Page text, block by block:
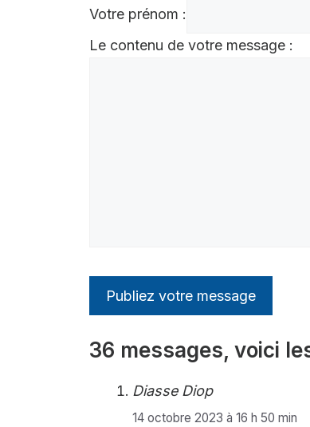
Votre prénom :
Le contenu de votre message :
36 messages, voici
Diasse Diop
14 octobre 2023 à 16 h 50 min